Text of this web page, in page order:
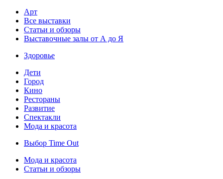
Арт
Все выставки
Статьи и обзоры
Выставочные залы от А до Я
Здоровье
Дети
Город
Кино
Рестораны
Развитие
Спектакли
Мода и красота
Выбор Time Out
Мода и красота
Статьи и обзоры